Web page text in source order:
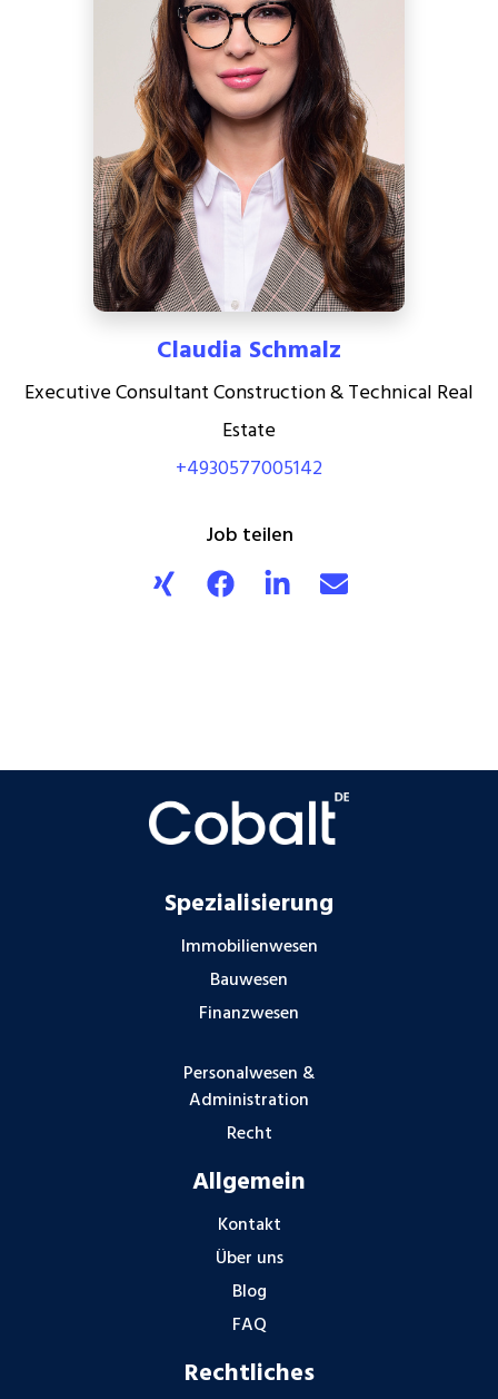
Claudia Schmalz
Executive Consultant Construction & Technical Real
Estate
+4930577005142
Job teilen
Spezialisierung
Immobilienwesen
Bauwesen
Finanzwesen
Personalwesen &
Administration
Recht
Allgemein
Kontakt
Über uns
Blog
FAQ
Rechtliches